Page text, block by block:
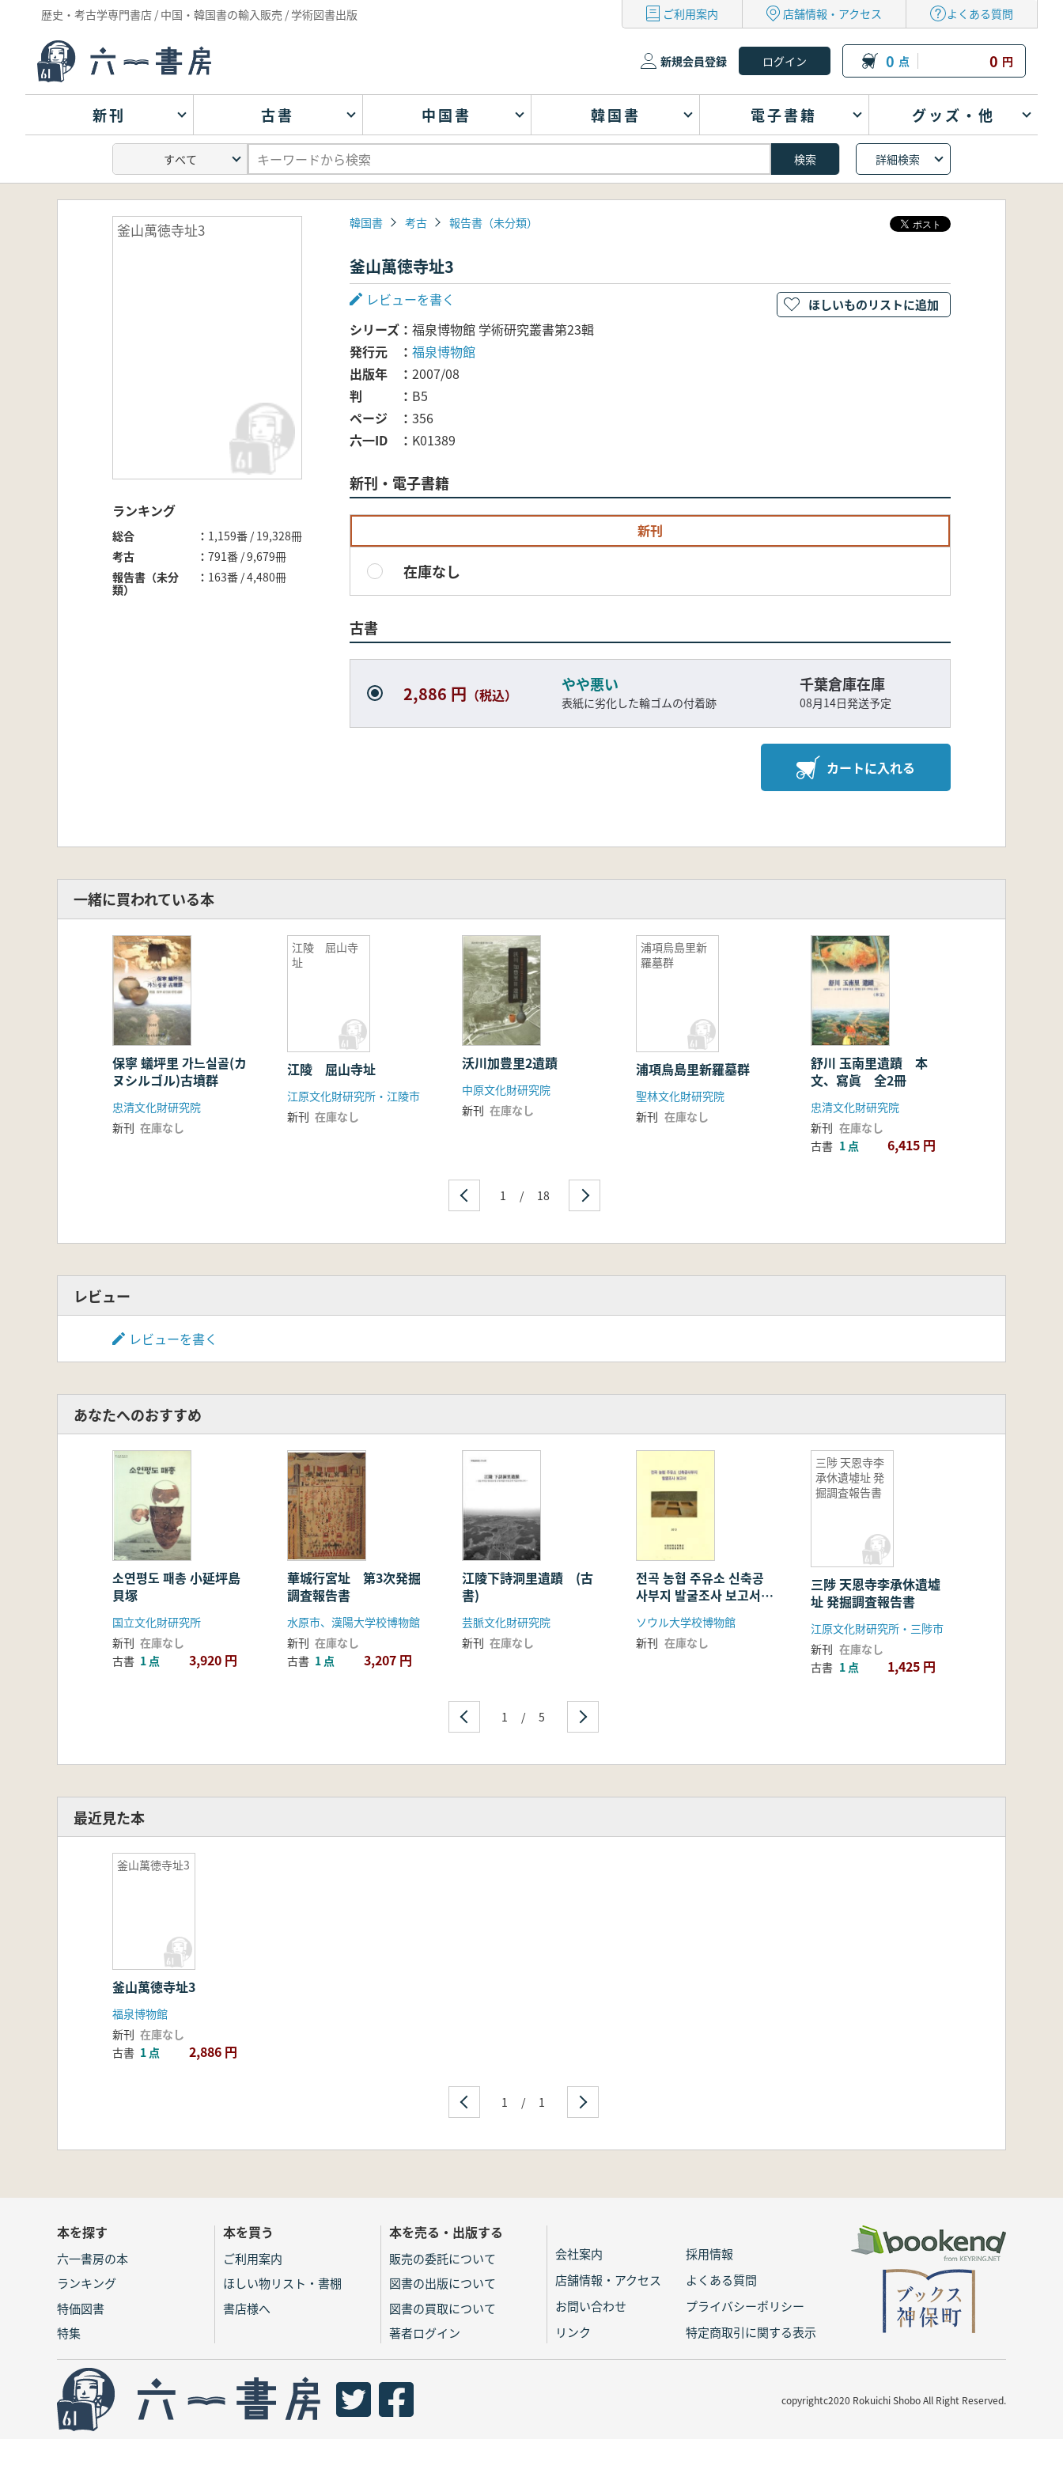
歴史・考古学専門書店 / 中国・韓国書の輸入販売 / 学術図書出版 ご利用案内 店舗情報・アクセス よくある質問
新規会員登録 0 点 0 円
新刊 古書 中国書 韓国書 電子書籍 グッズ・他
詳細検索
釜山萬徳寺址3
ランキング
総合
1,159番 / 19,328冊
考古
791番 / 9,679冊
報告書（未分
類）
163番 / 4,480冊
韓国書 考古 報告書（未分類）
釜山萬徳寺址3
レビューを書く
シリーズ
福泉博物館 学術研究叢書第23輯
発行元
福泉博物館
出版年
2007/08
判
B5
ページ
356
六一ID
K01389
新刊・電子書籍
新刊
在庫なし
古書
2,886 円 （税込）
やや悪い
表紙に劣化した輪ゴムの付着跡
千葉倉庫在庫
08月14日発送予定
カートに入れる
ほしいものリストに追加
一緒に買われている本
保寧 蟻坪里 가느실골(カ
ヌシルゴル)古墳群
忠清文化財研究院
新刊 在庫なし
江陵 屈山寺
址
江陵 屈山寺址
江原文化財研究所・江陵市
新刊 在庫なし
沃川加豊里2遺蹟
中原文化財研究院
新刊 在庫なし
浦項烏島里新
羅墓群
浦項烏島里新羅墓群
聖林文化財研究院
新刊 在庫なし
舒川 玉南里遺蹟 本
文、寫眞 全2冊
忠清文化財研究院
新刊 在庫なし
古書 1 点 6,415 円
1 / 18
レビュー
レビューを書く
あなたへのおすすめ
소연평도 패총 小延坪島
貝塚
国立文化財研究所
新刊 在庫なし
古書 1 点 3,920 円
華城行宮址 第3次発掘
調査報告書
水原市、漢陽大学校博物館
新刊 在庫なし
古書 1 点 3,207 円
江陵下詩洞里遺蹟 (古
書)
芸脈文化財研究院
新刊 在庫なし
전곡 농협 주유소 신축공
사부지 발굴조사 보고서
(全谷農協注油所新築工
事敷地発掘調査報告
書) (古書)
ソウル大学校博物館
新刊 在庫なし
三陟 天恩寺李
承休遺墟址 発
掘調査報告書
三陟 天恩寺李承休遺墟
址 発掘調査報告書
江原文化財研究所・三陟市
新刊 在庫なし
古書 1 点 1,425 円
1 / 5
最近見た本
釜山萬徳寺址3
釜山萬徳寺址3
福泉博物館
新刊 在庫なし
古書 1 点 2,886 円
1 / 1
本を探す
六一書房の本
ランキング
特価図書
特集
本を買う
ご利用案内
ほしい物リスト・書棚
書店様へ
本を売る・出版する
販売の委託について
図書の出版について
図書の買取について
著者ログイン
会社案内
採用情報
店舗情報・アクセス
よくある質問
お問い合わせ
プライバシーポリシー
リンク
特定商取引に関する表示
copyrightc2020 Rokuichi Shobo All Right Reserved.